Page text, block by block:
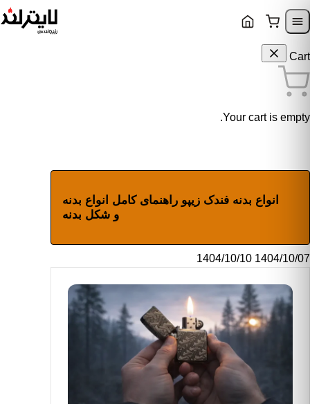
Skip to navigation
Cart
Your cart is empty.
انواع بدنه فندک زیپو راهنمای کامل انواع بدنه
و شکل بدنه
1404/10/07
1404/10/10
بهزاد عشوریون